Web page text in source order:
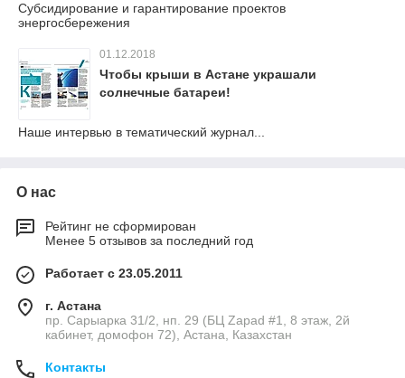
Субсидирование и гарантирование проектов
энергосбережения
01.12.2018
Чтобы крыши в Астане украшали
солнечные батареи!
Наше интервью в тематический журнал...
О нас
Рейтинг не сформирован
Менее 5 отзывов за последний год
Работает с 23.05.2011
г. Астана
пр. Сарыарка 31/2, нп. 29 (БЦ Zapad #1, 8 этаж, 2й
кабинет, домофон 72), Астана, Казахстан
Контакты